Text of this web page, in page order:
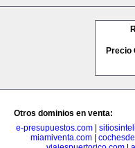
Precio
Otros dominios en venta:
e-presupuestos.com
miamiventa.com